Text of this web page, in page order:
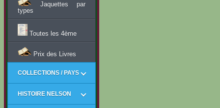
Jaquettes par
types
Toutes les 4ème
Prix des Livres
COLLECTIONS / PAYS
HISTOIRE NELSON